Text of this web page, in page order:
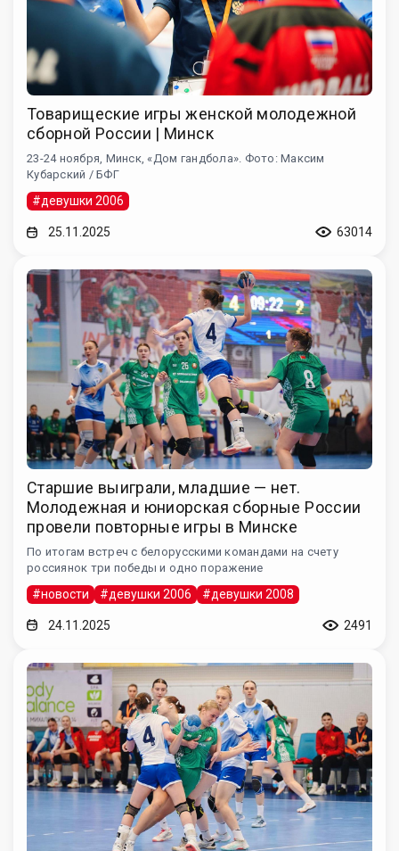
Товарищеские игры женской молодежной
сборной России | Минск
23-24 ноября, Минск, «Дом гандбола». Фото: Максим
Кубарский / БФГ
#девушки 2006
25.11.2025 63014
Старшие выиграли, младшие — нет.
Молодежная и юниорская сборные России
провели повторные игры в Минске
По итогам встреч с белорусскими командами на счету
россиянок три победы и одно поражение
#новости #девушки 2006 #девушки 2008
24.11.2025 2491